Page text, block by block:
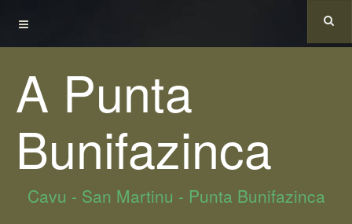
A Punta
Bunifazinca
Cavu - San Martinu - Punta Bunifazinca